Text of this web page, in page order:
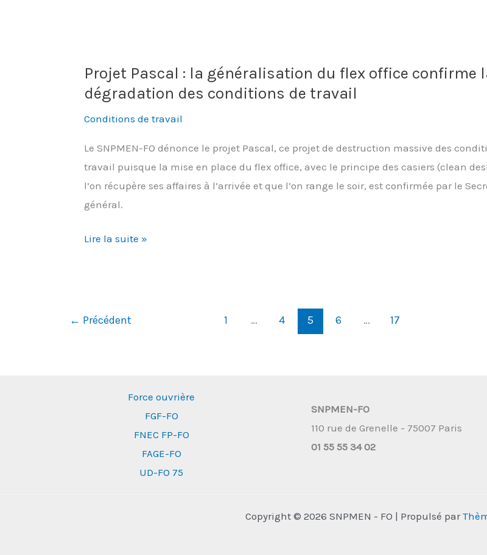
il
est
urgent
Projet Pascal : la généralisation du flex office confirme
dégradation des conditions de travail
Conditions de travail
Le SNPMEN-FO dénonce le projet Pascal, ce projet de destruction massive des
travail puisque la mise en place du flex office, avec le principe des casiers (clean
l’on récupère ses affaires à l’arrivée et que l’on range le soir, est confirmée par le
général.
Projet
généralisation
Lire la suite »
← Précédent 1 … 4 5 6 … 17
Force ouvrière
FGF-FO
FNEC FP-FO
FAGE-FO
UD-FO 75
SNPMEN-FO
110 rue de Grenelle - 75007 Paris
01 55 55 34 02
Copyright © 2026 SNPMEN - FO | Propulsé par